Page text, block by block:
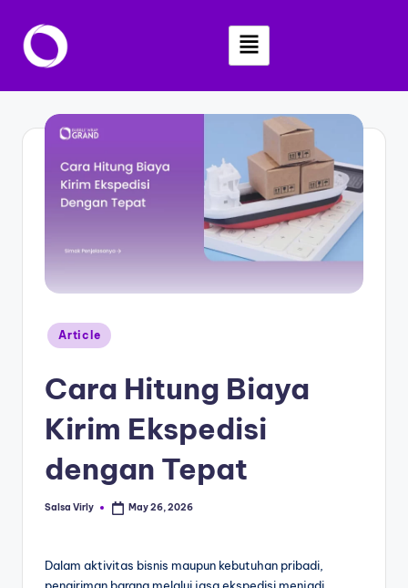
Skip
Article
Cara Hitung Biaya
Kirim Ekspedisi
dengan Tepat
Salsa Virly May 26, 2026
Dalam aktivitas bisnis maupun kebutuhan pribadi,
pengiriman barang melalui jasa ekspedisi menjadi